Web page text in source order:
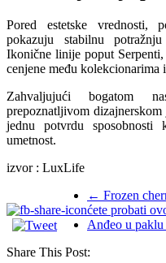
Pored estetske vrednosti,
pokazuju stabilnu
Ikonične linije poput
cenjene među
Zahvaljujući bogatom
prepoznatljivom
jednu potvrdu
umetnost.
izvor : LuxLife
← Frozen
ćete probati
Anđeo u paklu
Share This Post: